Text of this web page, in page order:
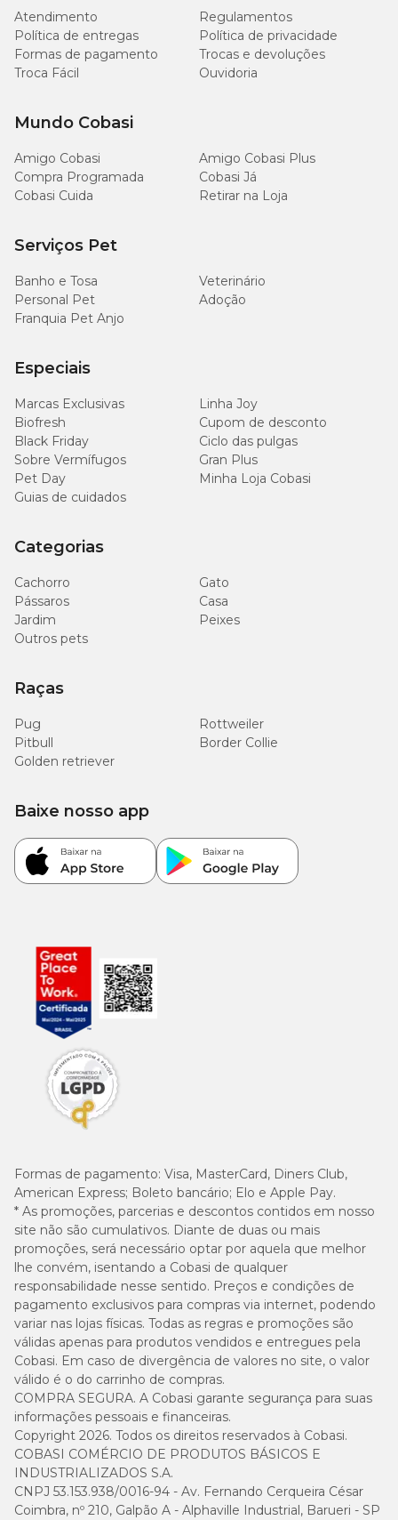
Atendimento
Regulamentos
Política de entregas
Política de privacidade
Formas de pagamento
Trocas e devoluções
Troca Fácil
Ouvidoria
Mundo Cobasi
Amigo Cobasi
Amigo Cobasi Plus
Compra Programada
Cobasi Já
Cobasi Cuida
Retirar na Loja
Serviços Pet
Banho e Tosa
Veterinário
Personal Pet
Adoção
Franquia Pet Anjo
Especiais
Marcas Exclusivas
Linha Joy
Biofresh
Cupom de desconto
Black Friday
Ciclo das pulgas
Sobre Vermífugos
Gran Plus
Pet Day
Minha Loja Cobasi
Guias de cuidados
Categorias
Cachorro
Gato
Pássaros
Casa
Jardim
Peixes
Outros pets
Raças
Pug
Rottweiler
Pitbull
Border Collie
Golden retriever
Formas de pagamento: Visa, MasterCard, Diners Club,
American Express; Boleto bancário; Elo e Apple Pay.
* As promoções, parcerias e descontos contidos em nosso
site não são cumulativos. Diante de duas ou mais
promoções, será necessário optar por aquela que melhor
lhe convém, isentando a Cobasi de qualquer
responsabilidade nesse sentido. Preços e condições de
pagamento exclusivos para compras via internet, podendo
variar nas lojas físicas. Todas as regras e promoções são
válidas apenas para produtos vendidos e entregues pela
Cobasi. Em caso de divergência de valores no site, o valor
válido é o do carrinho de compras.
COMPRA SEGURA. A Cobasi garante segurança para suas
informações pessoais e financeiras.
Copyright 2026. Todos os direitos reservados à Cobasi.
COBASI COMÉRCIO DE PRODUTOS BÁSICOS E
INDUSTRIALIZADOS S.A.
CNPJ 53.153.938/0016-94 - Av. Fernando Cerqueira César
Coimbra, nº 210, Galpão A - Alphaville Industrial, Barueri - SP
Baixe nosso app